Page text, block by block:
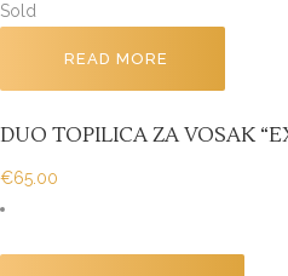
Sold
READ MORE
DUO TOPILICA ZA VOSAK
€65.00